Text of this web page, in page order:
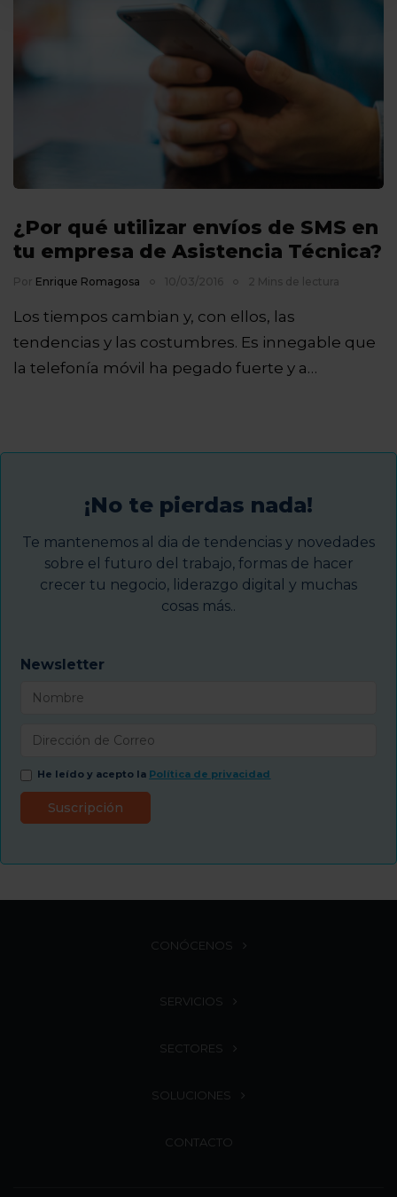
¿Por qué utilizar envíos de SMS en
tu empresa de Asistencia Técnica?
Por Enrique Romagosa 10/03/2016 2 Mins de lectura
Los tiempos cambian y, con ellos, las
tendencias y las costumbres. Es innegable que
la telefonía móvil ha pegado fuerte y a…
¡No te pierdas nada!
Te mantenemos al dia de tendencias y novedades
sobre el futuro del trabajo, formas de hacer
crecer tu negocio, liderazgo digital y muchas
cosas más..
Newsletter
He leído y acepto la Política de privacidad
CONÓCENOS
SERVICIOS
SECTORES
SOLUCIONES
CONTACTO